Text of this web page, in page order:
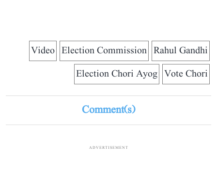
Rahul Gandhi
Election Commission
Video
Vote Chori
Election Chori Ayog
Comment(s)
ADVERTISEMENT